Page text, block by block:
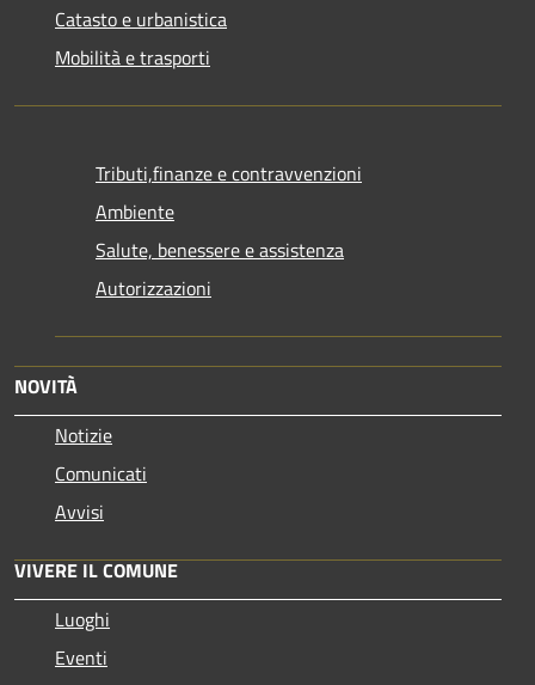
Catasto e urbanistica
Mobilità e trasporti
Tributi,finanze e contravvenzioni
Ambiente
Salute, benessere e assistenza
Autorizzazioni
NOVITÀ
Notizie
Comunicati
Avvisi
VIVERE IL COMUNE
Luoghi
Eventi